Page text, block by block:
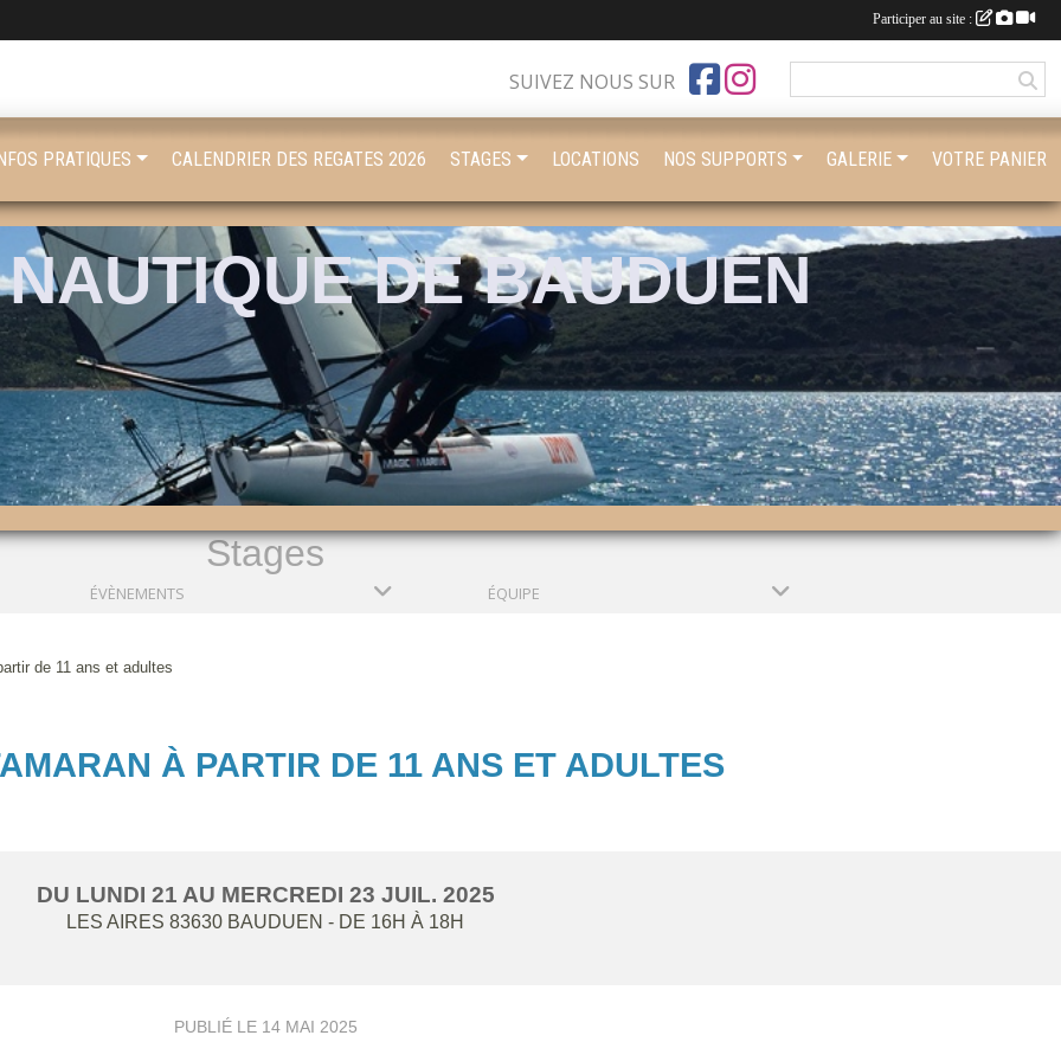
DE BAUDUEN
Stages
ÉVÈNEMENTS ÉQUIPE
de 11 ans et adultes
À PARTIR DE 11 ANS ET ADULTES
DU LUNDI 21 AU MERCREDI 23 JUIL. 2025
LES AIRES 83630 BAUDUEN - DE 16H À 18H
PUBLIÉ LE 14 MAI 2025
SUIVEZ NOUS SUR
PRATIQUES CALENDRIER DES REGATES 2026 STAGES LOCATIONS NOS SUPPORTS GALERIE VOTRE PANIER
Participer au site :